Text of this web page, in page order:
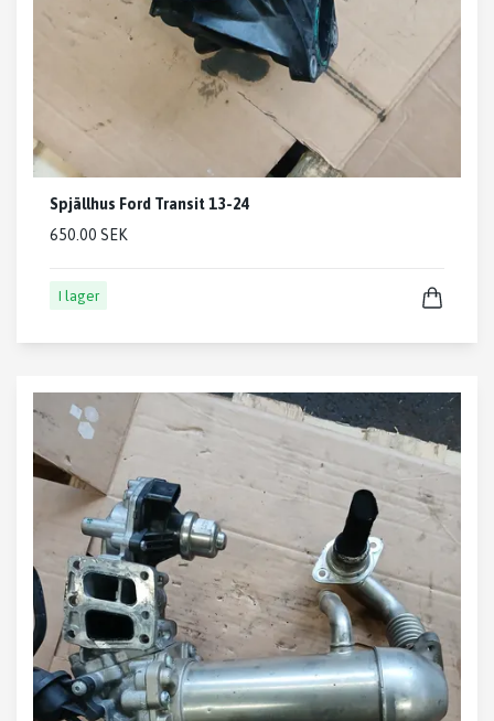
Spjällhus Ford Transit 13-24
650.00 SEK
I lager